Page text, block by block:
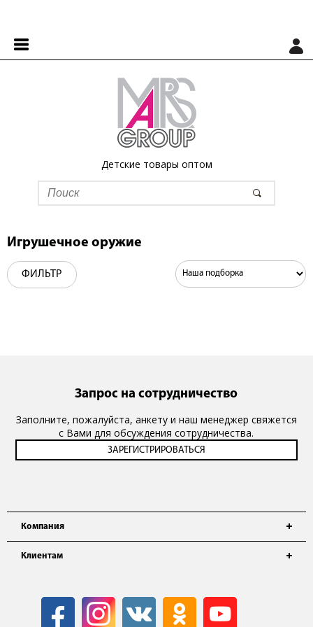
Детские товары оптом
Игрушечное оружие
ФИЛЬТР
Компания
Клиентам
Запрос на сотрудничество
Заполните, пожалуйста, анкету и наш менеджер свяжется
с Вами для обсуждения сотрудничества.